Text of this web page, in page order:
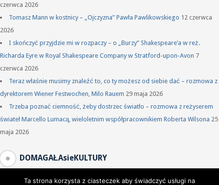
czerwca 2026
Tomasz Mann w kostnicy – „Ojczyzna” Pawła Pawlikowskiego 12 czerwca
2026
I skończyć przyjdzie mi w rozpaczy – o „Burzy” Shakespeare’a w reż.
Richarda Eyre w Royal Shakespeare Company w Stratford-upon-Avon 7
czerwca 2026
Teraz właśnie musimy znaleźć to, co ty możesz od siebie dać – rozmowa z
dyrektorem Wiener Festwochen, Milo Rauem 29 maja 2026
Trzeba poznać ciemność, żeby dostrzec światło – rozmowa z reżyserem
świateł Marcello Lumacą, wieloletnim współpracownikiem Roberta Wilsona 25
maja 2026
DOMAGAŁAsieKULTURY
Ta strona korzysta z ciasteczek aby świadczyć usługi na